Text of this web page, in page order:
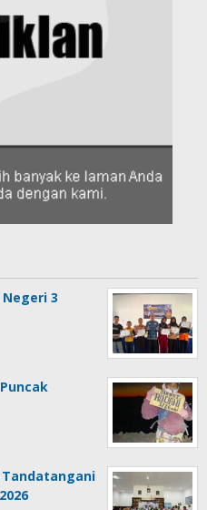
Negeri 3
Tandatangani